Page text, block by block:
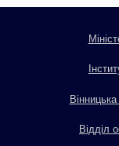
Відділ